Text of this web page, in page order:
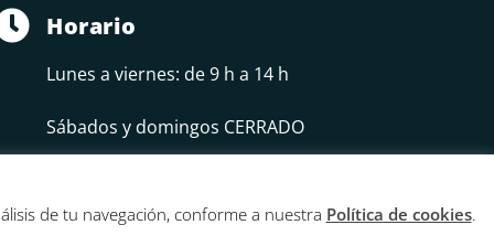
Horario
Lunes a viernes: de 9 h a 14 h
Sábados y domingos CERRADO
de tu navegación, conforme a nuestra Política de cookies.